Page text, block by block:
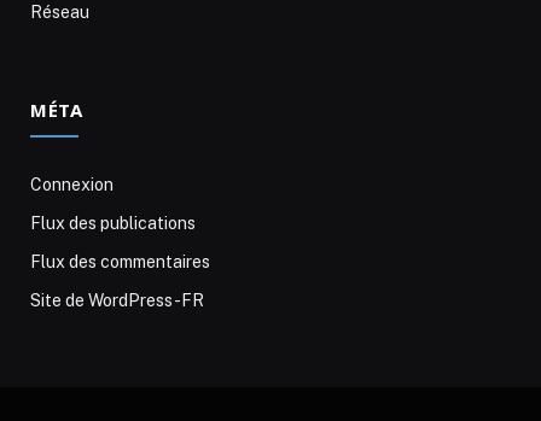
Réseau
MÉTA
Connexion
Flux des publications
Flux des commentaires
Site de WordPress-FR